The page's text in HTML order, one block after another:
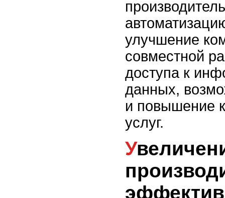
улучшение
совместной
доступа к
данных,
и повышение
услуг.
Увеличение